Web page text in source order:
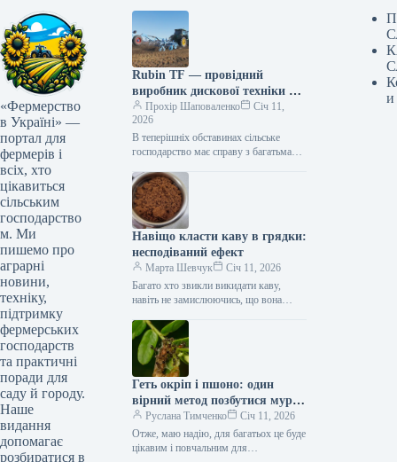
«Фермерство
в Україні» —
портал для
фермерів і
всіх, хто
цікавиться
сільським
господарство
м. Ми
пишемо про
аграрні
новини,
техніку,
підтримку
фермерських
господарств
та практичні
поради для
саду й городу.
Наше
видання
допомагає
розбиратися в
Rubin TF — провідний
виробник дискової техніки в
Україні.
Прохір Шаповаленко
Січ 11,
2026
В теперішніх обставинах сільське
господарство має справу з багатьма
ціни на продукцію, вітрова та водна
ерозії…
Навіщо класти каву в грядки:
несподіваний ефект
Марта Шевчук
Січ 11, 2026
Багато хто звикли викидати каву,
навіть не замислюючись, що вона
городу. Адже садівники давно
помітили:…
Геть окріп і пшоно: один
вірний метод позбутися мурах
на подвір’ї.
Руслана Тимченко
Січ 11, 2026
Отже, маю надію, для багатьох це буде
цікавим і повчальним для
и